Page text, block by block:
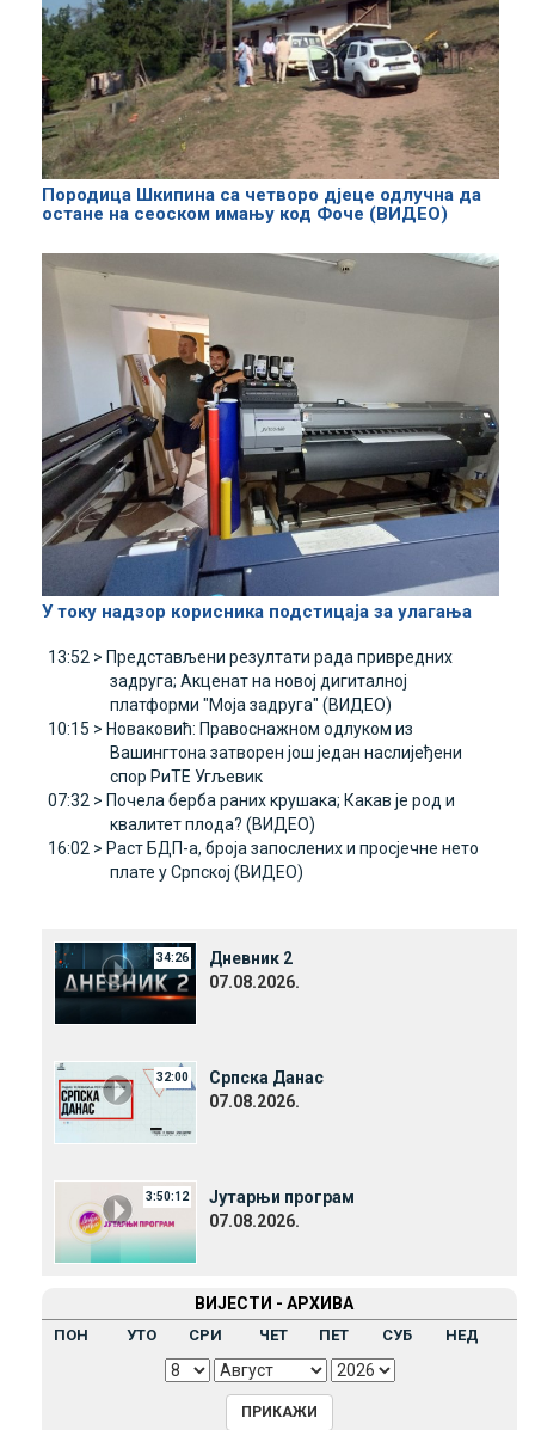
Породица Шкипина са четворо дјеце одлучна да
остане на сеоском имању код Фоче (ВИДЕО)
У току надзор корисника подстицаја за улагања
13:52 > Представљени резултати рада привредних
задруга; Акценат на новој дигиталној
платформи "Моја задруга" (ВИДЕО)
10:15 > Новаковић: Правоснажном одлуком из
Вашингтона затворен још један наслијеђени
спор РиТЕ Угљевик
07:32 > Почела берба раних крушака; Какав је род и
квалитет плода? (ВИДЕО)
16:02 > Раст БДП-а, броја запослених и просјечне нето
плате у Српској (ВИДЕО)
34:26
Дневник 2
07.08.2026.
32:00
Српска Данас
07.08.2026.
3:50:12
Јутарњи програм
07.08.2026.
ВИЈЕСТИ - АРХИВА
ПОН УТО СРИ ЧЕТ ПЕТ СУБ НЕД